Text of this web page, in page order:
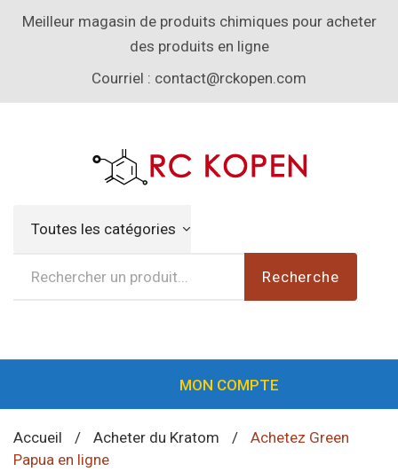
Meilleur magasin de produits chimiques pour acheter
des produits en ligne
Courriel : contact@rckopen.com
Toutes les catégories
Recherche
MON COMPTE
Accueil / Acheter du Kratom /
Achetez Green
Papua en ligne